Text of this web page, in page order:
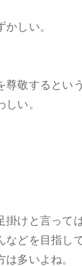
しい。
尊敬するとい
い。
掛けと言って
などを目指し
多いよね。